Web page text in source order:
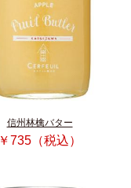
信州林檎バター
￥735（税込）